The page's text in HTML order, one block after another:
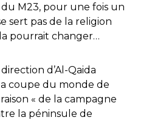
M23, pour une fois un
sert pas de la religion
pourrait changer…
d’Al-Qaida
coupe du monde de
« de la campagne
la péninsule de